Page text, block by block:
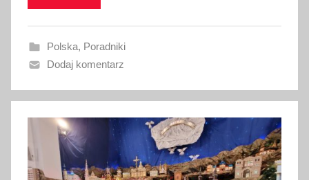
w
n
o
0
s
y
c
Polska, Poradniki
Dodaj komentarz